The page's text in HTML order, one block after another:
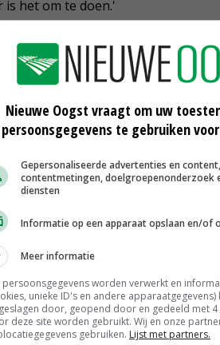
het om te doen.'
Gelderse boer staat
bermmaaisel
Betere
frontmaaier
25-07-2018
Nieuwe Oogst vraagt om uw
persoonsgegevens te gebruiken
Gepersonaliseerde advertenties en
contentmetingen, doelgroepenonderzoek
diensten
Informatie op een apparaat opslaan en/of
Meer informatie
persoonsgegevens worden verwerkt en
unieke ID's en andere apparaatgegevens)
door, geopend door en gedeeld met
deze site worden gebruikt. Wij en onze
gebruiken. Lijst met partners.